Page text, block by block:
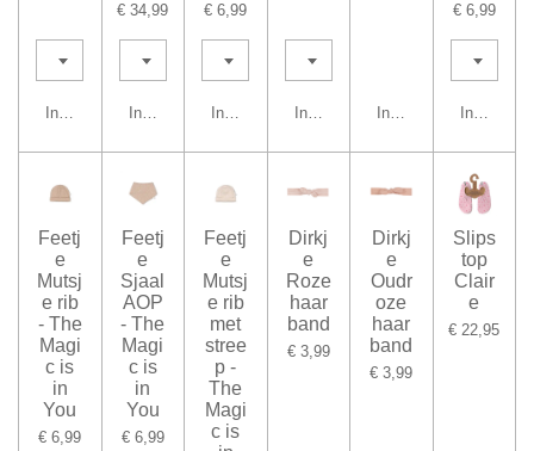
In winkelwagen
€ 34,99
In winkelwagen
€ 6,99
In winkelwagenIn winkelwagenIn winkelwagen
€ 6,99
In
Feetj
e
Mutsj
e rib
- The
Magi
c is
in
You
€ 6,99
Feetj
e
Sjaal
AOP
- The
Magi
c is
in
You
€ 6,99
Feetj
e
Mutsj
e rib
met
stree
p -
The
Magi
c is
Dirkj
e
Roze
haar
band
€ 3,99
Dirkj
e
Oudr
oze
haar
band
€ 3,99
Slips
top
Clair
e
€ 22,95